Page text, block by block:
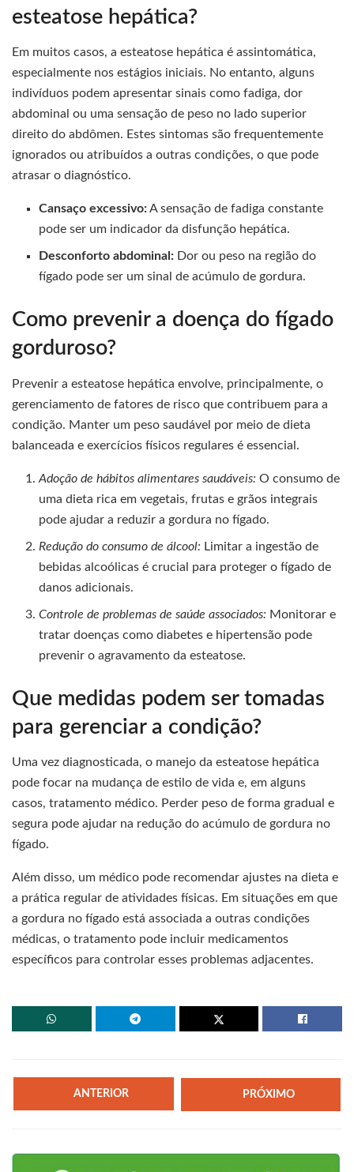
esteatose hepática?
Em muitos casos, a esteatose hepática é assintomática,
especialmente nos estágios iniciais. No entanto, alguns
indivíduos podem apresentar sinais como fadiga, dor
abdominal ou uma sensação de peso no lado superior
direito do abdômen. Estes sintomas são frequentemente
ignorados ou atribuídos a outras condições, o que pode
atrasar o diagnóstico.
Cansaço excessivo:A sensação de fadiga constante
pode ser um indicador da disfunção hepática.
Desconforto abdominal: Dor ou peso na região do
fígado pode ser um sinal de acúmulo de gordura.
Como prevenir a doença do fígado
gorduroso?
Prevenir a esteatose hepática envolve, principalmente, o
gerenciamento de fatores de risco que contribuem para a
condição. Manter um peso saudável por meio de dieta
balanceada e exercícios físicos regulares é essencial.
Adoção de hábitos alimentares saudáveis: O consumo de
uma dieta rica em vegetais, frutas e grãos integrais
pode ajudar a reduzir a gordura no fígado.
Redução do consumo de álcool: Limitar a ingestão de
bebidas alcoólicas é crucial para proteger o fígado de
danos adicionais.
Controle de problemas de saúde associados: Monitorar e
tratar doenças como diabetes e hipertensão pode
prevenir o agravamento da esteatose.
Que medidas podem ser tomadas
para gerenciar a condição?
Uma vez diagnosticada, o manejo da esteatose hepática
pode focar na mudança de estilo de vida e, em alguns
casos, tratamento médico. Perder peso de forma gradual e
segura pode ajudar na redução do acúmulo de gordura no
fígado.
Além disso, um médico pode recomendar ajustes na dieta e
a prática regular de atividades físicas. Em situações em que
a gordura no fígado está associada a outras condições
médicas, o tratamento pode incluir medicamentos
específicos para controlar esses problemas adjacentes.
ANTERIOR PRÓXIMO